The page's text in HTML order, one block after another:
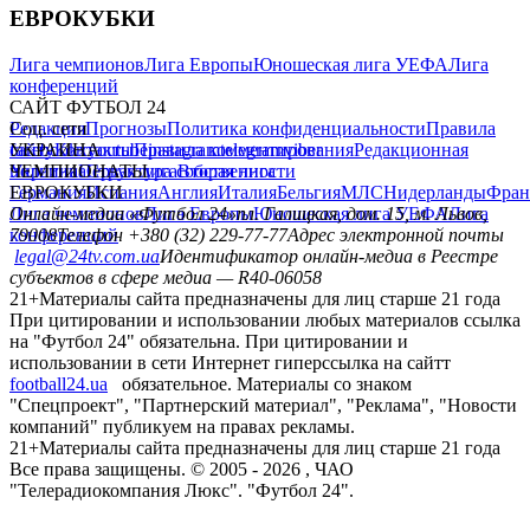
ЕВРОКУБКИ
Лига чемпионовЛига ЕвропыЮношеская лига УЕФАЛига
конференций
САЙТ ФУТБОЛ 24
РедакцияПрогнозыПолитика конфиденциальностиПравила
сайтуКонтактыПравила комментированияРедакционная
политикаСтруктура собственности
Соц. сети
facebookxyoutubeinstagramtelegramviber
УКРАИНА
УкраинаПервая лигаВторая лига
ЧЕМПИОНАТЫ
ГерманияИспанияАнглияИталияБельгияМЛСНидерланды
ЕВРОКУБКИ
Лига чемпионовЛига ЕвропыЮношеская лига УЕФАЛига
конференций
Онлайн-медиа «Футбол 24»пл. Галицкая, дом. 15, м. Львов,
79008Телефон +380 (32) 229-77-77Адрес электронной почты
legal@24tv.com.uaИдентификатор онлайн-медиа в Реестре
субъектов в сфере медиа — R40-06058
21+Материалы сайта предназначены для лиц старше 21 года
При цитировании и использовании любых материалов ссылка
на "Футбол 24" обязательна. При цитировании и
использовании в сети Интернет гиперссылка на сайтт
football24.ua
обязательное. Материалы со знаком
"Спецпроект", "Партнерский материал", "Реклама", "Новости
компаний" публикуем на правах рекламы.
21+Материалы сайта предназначены для лиц старше 21 года
Все права защищены. © 2005 - 2026 , ЧАО
"Телерадиокомпания Люкс". "Футбол 24".